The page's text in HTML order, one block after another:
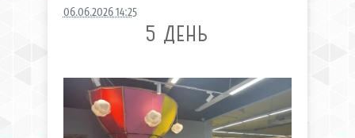
06.06.2026 14:25
5 ДЕНЬ